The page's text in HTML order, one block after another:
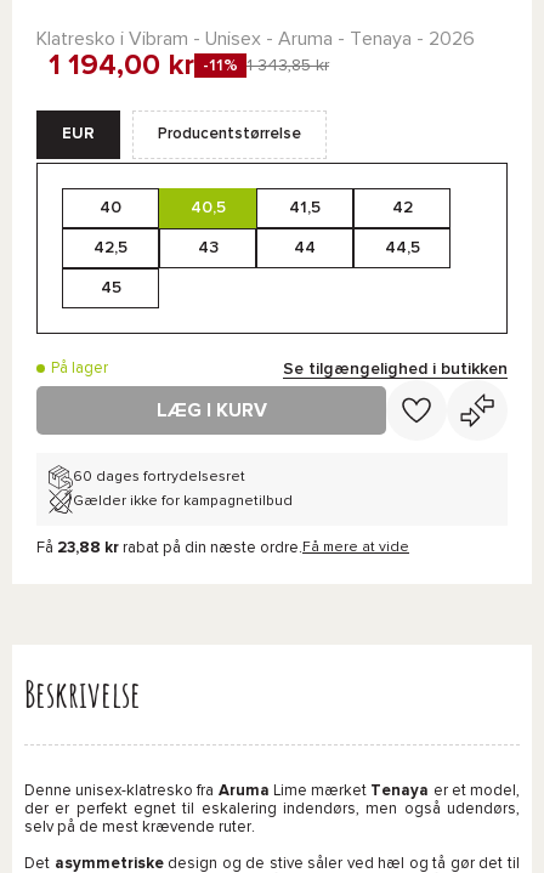
Klatresko i Vibram - Unisex - Aruma - Tenaya - 2026
1 194,00 kr -11% 1 343,85 kr
EUR Producentstørrelse
40 40,5 41,5 42
42,5 43 44 44,5
45
På lager Se tilgængelighed i butikken
LÆG I KURV
60 dages fortrydelsesret
Gælder ikke for kampagnetilbud
Få 23,88 kr rabat på din næste ordre. Få mere at vide
Beskrivelse
Denne unisex-klatresko fra Aruma Lime mærket Tenaya er et model,
der er perfekt egnet til eskalering indendørs, men også udendørs,
selv på de mest krævende ruter.
Det asymmetriskedesign og de stive såler ved hæl og tå gør det til